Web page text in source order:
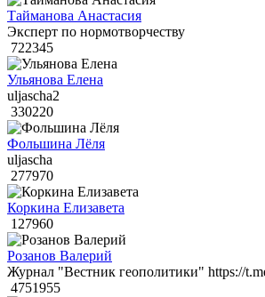
Тайманова Анастасия
Эксперт по нормотворчеству
722345
Ульянова Елена
uljascha2
330220
Фольшина Лёля
uljascha
277970
Коркина Елизавета
127960
Розанов Валерий
Журнал "Вестник геополитики" https://
4751955